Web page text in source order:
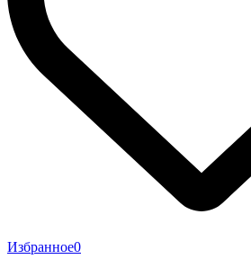
Избранное0